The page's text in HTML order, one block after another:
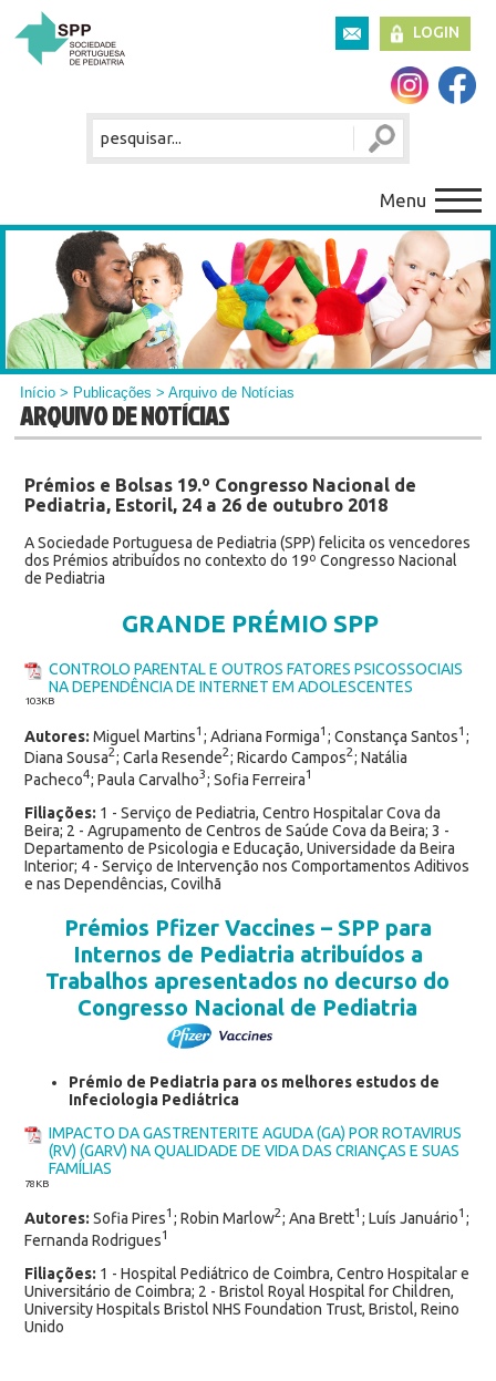
LOGIN
Menu
Início > Publicações > Arquivo de Notícias
ARQUIVO DE NOTÍCIAS
Prémios e Bolsas 19.º Congresso Nacional de
Pediatria, Estoril, 24 a 26 de outubro 2018
A Sociedade Portuguesa de Pediatria (SPP) felicita os vencedores
dos Prémios atribuídos no contexto do 19º Congresso Nacional
de Pediatria
GRANDE PRÉMIO SPP
CONTROLO PARENTAL E OUTROS FATORES PSICOSSOCIAIS
NA DEPENDÊNCIA DE INTERNET EM ADOLESCENTES
103KB
Autores: Miguel Martins1 ; Adriana Formiga1 ; Constança Santos1 ;
Diana Sousa2; Carla Resende2; Ricardo Campos2; Natália
Pacheco4; Paula Carvalho3; Sofia Ferreira1
Filiações: 1 - Serviço de Pediatria, Centro Hospitalar Cova da
Beira; 2 - Agrupamento de Centros de Saúde Cova da Beira; 3 -
Departamento de Psicologia e Educação, Universidade da Beira
Interior; 4 - Serviço de Intervenção nos Comportamentos Aditivos
e nas Dependências, Covilhã
Prémios Pfizer Vaccines – SPP para
Internos de Pediatria atribuídos a
Trabalhos apresentados no decurso do
Congresso Nacional de Pediatria
Prémio de Pediatria para os melhores estudos de
Infeciologia Pediátrica
IMPACTO DA GASTRENTERITE AGUDA (GA) POR ROTAVIRUS
(RV) (GARV) NA QUALIDADE DE VIDA DAS CRIANÇAS E SUAS
FAMÍLIAS
78KB
Autores: Sofia Pires1 ; Robin Marlow2; Ana Brett1 ; Luís Januário1 ;
Fernanda Rodrigues1
Filiações: 1 - Hospital Pediátrico de Coimbra, Centro Hospitalar e
Universitário de Coimbra; 2 - Bristol Royal Hospital for Children,
University Hospitals Bristol NHS Foundation Trust, Bristol, Reino
Unido